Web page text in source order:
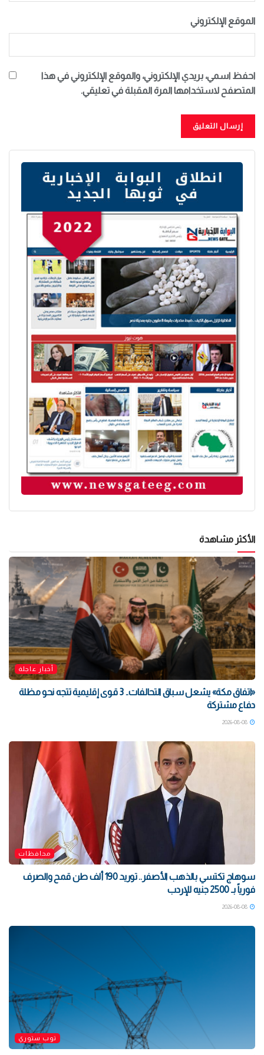
الموقع الإلكتروني
احفظ اسمي، بريدي الإلكتروني، والموقع الإلكتروني في هذا
المتصفح لاستخدامها المرة المقبلة في تعليقي.
الأكثر مشاهدة
أخبار عاجلة
«اتفاق مكة» يشعل سباق التحالفات.. 3 قوى إقليمية تتجه نحو مظلة
دفاع مشتركة
محافظات
سوهاج تكتسي بالذهب الأصفر.. توريد 190 ألف طن قمح والصرف
فورياً بـ 2500 جنيه للإردب
توب ستوري